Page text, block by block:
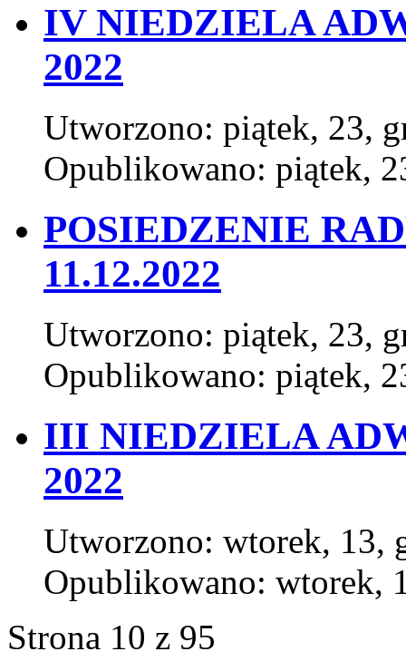
IV NIEDZIELA
2022
Utworzono: piątek, 23,
Opublikowano: piątek,
POSIEDZENIE
11.12.2022
Utworzono: piątek, 23,
Opublikowano: piątek,
III NIEDZIELA
2022
Utworzono: wtorek, 13,
Opublikowano: wtorek,
Strona 10 z 95